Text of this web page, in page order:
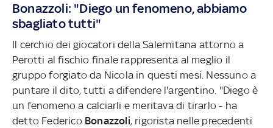
Bonazzoli: "Diego un fenomeno, abbiamo
sbagliato tutti"
Il cerchio dei giocatori della Salernitana attorno a
Perotti al fischio finale rappresenta al meglio il
gruppo forgiato da Nicola in questi mesi. Nessuno a
puntare il dito, tutti a difendere l'argentino. "Diego è
un fenomeno a calciarli e meritava di tirarlo - ha
detto Federico Bonazzoli, rigorista nelle precedenti